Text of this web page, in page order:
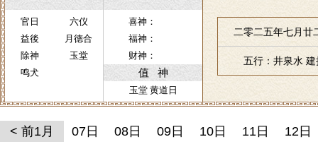
官日
六仪
益後
月德合
除神
玉堂
鸣犬
喜神：
福神：
财神：
值 神
玉堂 黄道日
二零二五年七月廿
五行：井泉水
< 前1月 07日 08日 09日 10日 11日 12日